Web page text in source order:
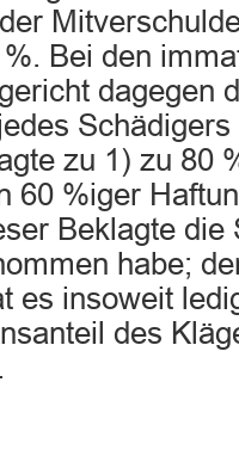
Bei den
dagegen
zu 1) zu 80
60 %iger
Beklagte die
habe;
es insoweit
des